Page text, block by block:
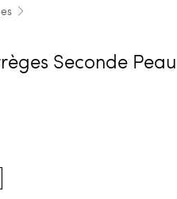
Seconde